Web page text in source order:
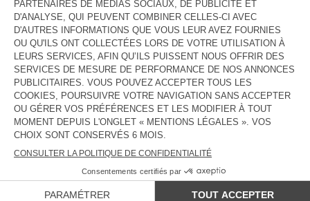
PULL HOMME VITOW
€ 185
PULL HOMME DUCKSBAY
€ 145
GILET HOMME VITOW
NOUVEAUTÉ
€ 225
PAYS/RÉGIONS : LUXEMBOURG
ACCESSIBILITÉ